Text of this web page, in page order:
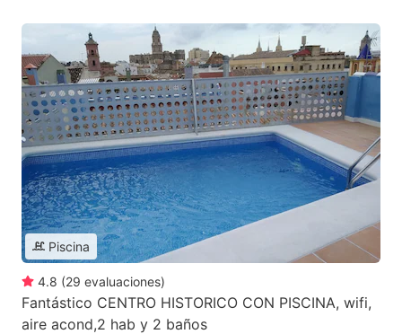
Piscina
4.8 (29 evaluaciones)
Fantástico CENTRO HISTORICO CON PISCINA, wifi,
aire acond,2 hab y 2 baños